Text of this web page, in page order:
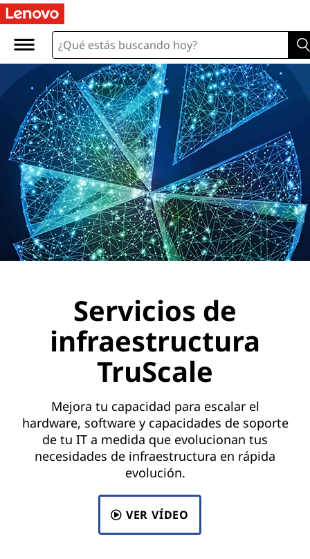
Servicios de
infraestructura
TruScale
Mejora tu capacidad para escalar el
hardware, software y capacidades de soporte
de tu IT a medida que evolucionan tus
necesidades de infraestructura en rápida
evolución.
VER VÍDEO